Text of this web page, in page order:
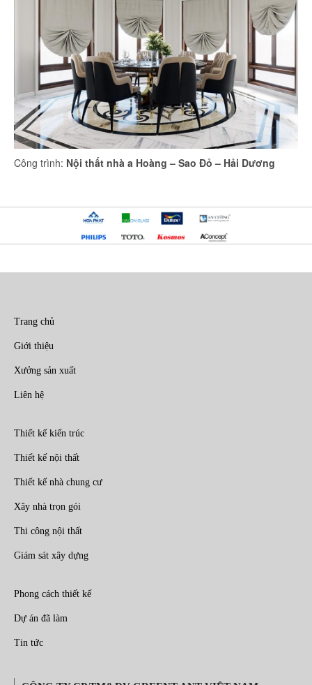
Công trình: Nội thất nhà a Hoàng – Sao Đỏ – Hải Dương
Trang chủ
Giới thiệu
Xưởng sản xuất
Liên hệ
Thiết kế kiến trúc
Thiết kế nội thất
Thiết kế nhà chung cư
Xây nhà trọn gói
Thi công nội thất
Giám sát xây dựng
Phong cách thiết kế
Dự án đã làm
Tin tức